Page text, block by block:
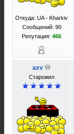
Откуда: UA - Kharkiv
Сообщений: 90
Репутация: 466
axv
Старожил